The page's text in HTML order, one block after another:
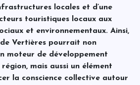
locales et d’une
touristiques locaux aux
et environnementaux. Ainsi,
Vertières pourrait non
moteur de développement
mais aussi un élément
la conscience collective autour